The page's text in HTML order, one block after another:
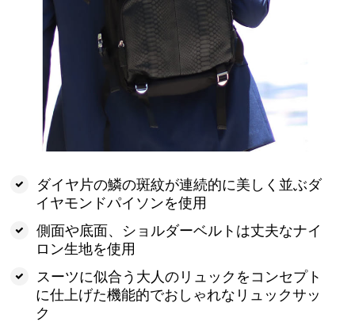
ダイヤ片の鱗の斑紋が連続的に美しく並ぶダ
イヤモンドパイソンを使用
側面や底面、ショルダーベルトは丈夫なナイ
ロン生地を使用
スーツに似合う大人のリュックをコンセプト
に仕上げた機能的でおしゃれなリュックサッ
ク